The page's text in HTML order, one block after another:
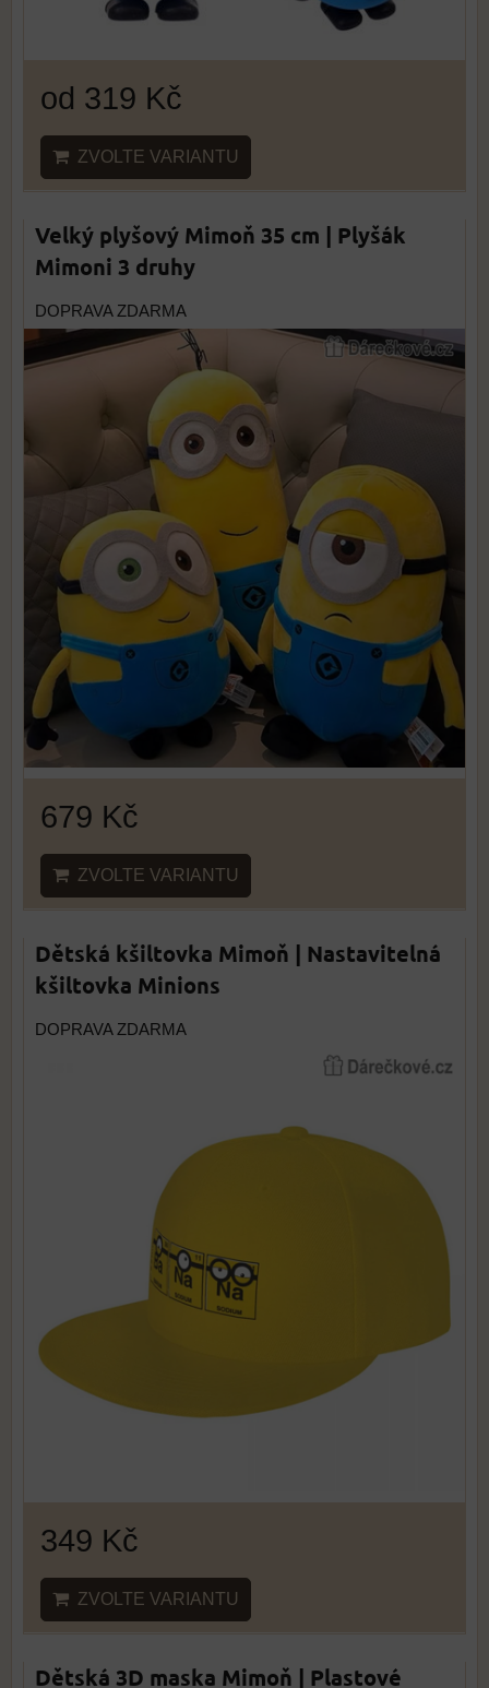
od 319 Kč
ZVOLTE VARIANTU
Velký plyšový Mimoň 35 cm | Plyšák
Mimoni 3 druhy
DOPRAVA ZDARMA
679 Kč
ZVOLTE VARIANTU
Dětská kšiltovka Mimoň | Nastavitelná
kšiltovka Minions
DOPRAVA ZDARMA
349 Kč
ZVOLTE VARIANTU
Dětská 3D maska Mimoň | Plastové